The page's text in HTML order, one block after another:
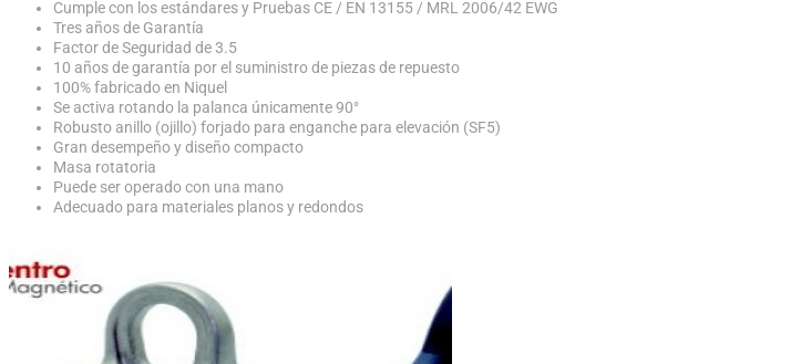
Cumple con los estándares y Pruebas CE / EN 13155 / MRL 2006/42 EWG
Tres años de Garantía
Factor de Seguridad de 3.5
10 años de garantía por el suministro de piezas de repuesto
100% fabricado en Niquel
Se activa rotando la palanca únicamente 90°
Robusto anillo (ojillo) forjado para enganche para elevación (SF5)
Gran desempeño y diseño compacto
Masa rotatoria
Puede ser operado con una mano
Adecuado para materiales planos y redondos